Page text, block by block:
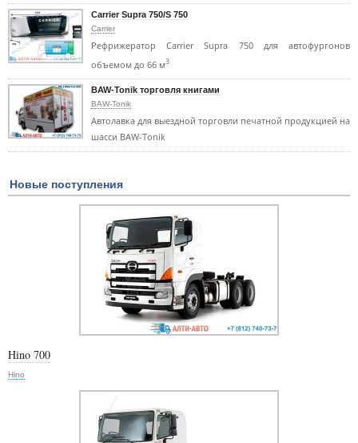
Carrier Supra 750/S 750
Carrier
Рефрижератор Carrier Supra 750 для автофургонов
объемом до 66 м3
BAW-Tonik торговля книгами
BAW-Tonik
Автолавка для выездной торговли печатной продукцией на
шасси BAW-Tonik
Новые поступления
Hino 700
Hino